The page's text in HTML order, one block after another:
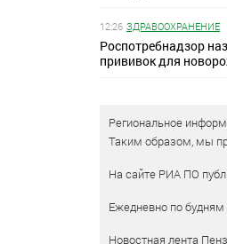
12:26 ЗДРАВООХРАНЕНИЕ
Роспотребнадзор
прививок для
Региональное
Таким образом, мы
На сайте РИА ПО
Ежедневно по
Новостная лента